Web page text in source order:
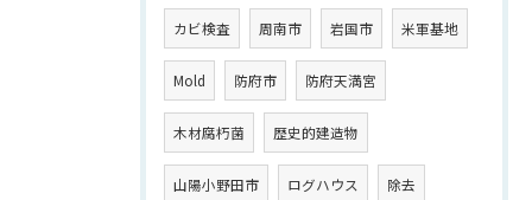
カビ検査 周南市 岩国市 米軍基地
Mold 防府市 防府天満宮
木材腐朽菌 歴史的建造物
山陽小野田市 ログハウス 除去